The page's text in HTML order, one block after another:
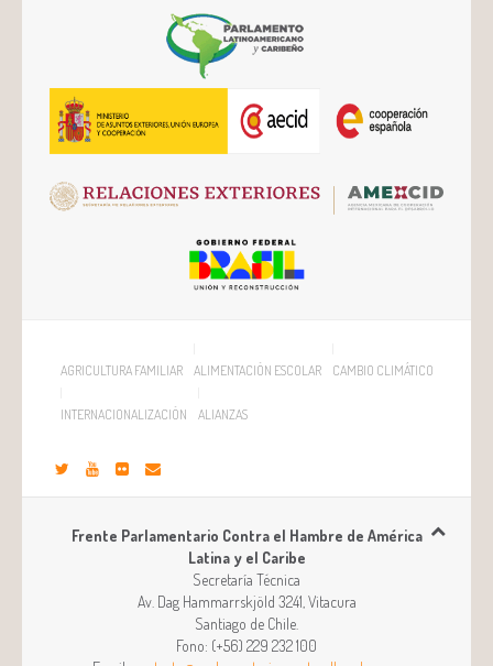
AGRICULTURA FAMILIAR ALIMENTACIÓN ESCOLAR CAMBIO CLIMÁTICO
INTERNACIONALIZACIÓN ALIANZAS
Frente Parlamentario Contra el Hambre de América
Latina y el Caribe
Secretaría Técnica
Av. Dag Hammarrskjöld 3241, Vitacura
Santiago de Chile
Fono: (+56) 229 232 100